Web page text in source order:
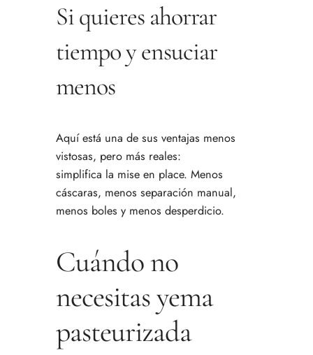
Si quieres ahorrar
tiempo y ensuciar
menos
Aquí está una de sus ventajas menos
vistosas, pero más reales:
simplifica la mise en place. Menos
cáscaras, menos separación manual,
menos boles y menos desperdicio.
Cuándo no
necesitas yema
pasteurizada